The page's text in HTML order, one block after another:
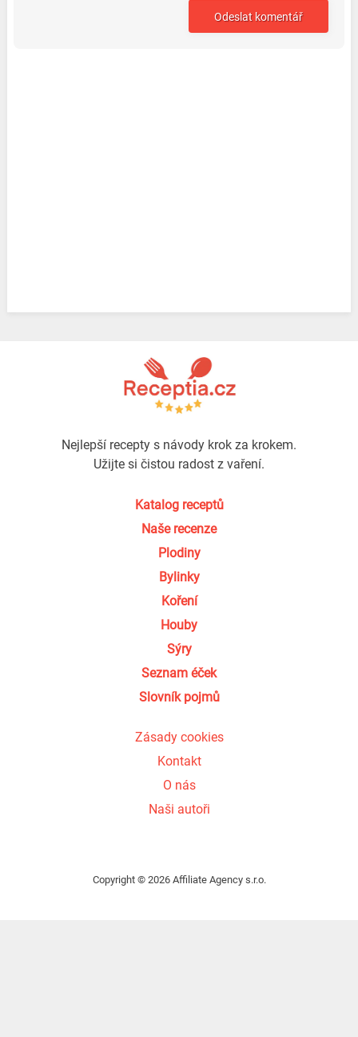
Nejlepší recepty s návody krok za krokem.
Užijte si čistou radost z vaření.
Katalog receptů
Naše recenze
Plodiny
Bylinky
Koření
Houby
Sýry
Seznam éček
Slovník pojmů
Zásady cookies
Kontakt
O nás
Naši autoři
Copyright © 2026 Affiliate Agency s.r.o.